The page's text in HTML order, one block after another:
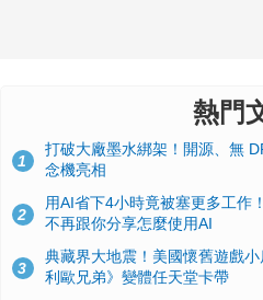
熱門
1
打破大廠墨水綁架！開源、無
念機亮相
2
用AI省下4小時竟被塞更多工作
不再跟你分享怎麼使用AI
3
典藏界大地震！美國懷舊遊戲
利歐兄弟》變體任天堂卡帶